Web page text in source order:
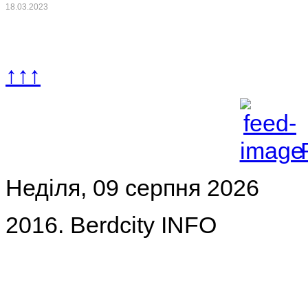
18.03.2023
↑↑↑
Неділя, 09 серпня 2026
2016. Berdcity INFO